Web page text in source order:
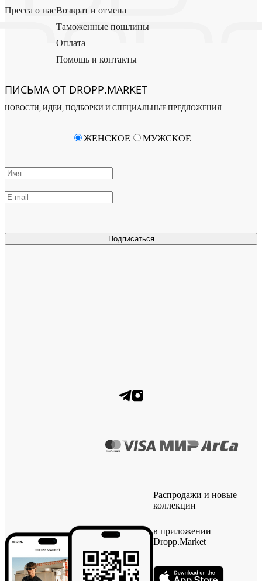
Пресса о насВозврат и отмена
Таможенные пошлины
Оплата
Помощь и контакты
ПИСЬМА ОТ DROPP.MARKET
НОВОСТИ, ИДЕИ, ПОДБОРКИ И СПЕЦИАЛЬНЫЕ ПРЕДЛОЖЕНИЯ
Подписаться
ЖЕНСКОЕ МУЖСКОЕ
Распродажи и новые
коллекции
в приложении
Dropp.Market